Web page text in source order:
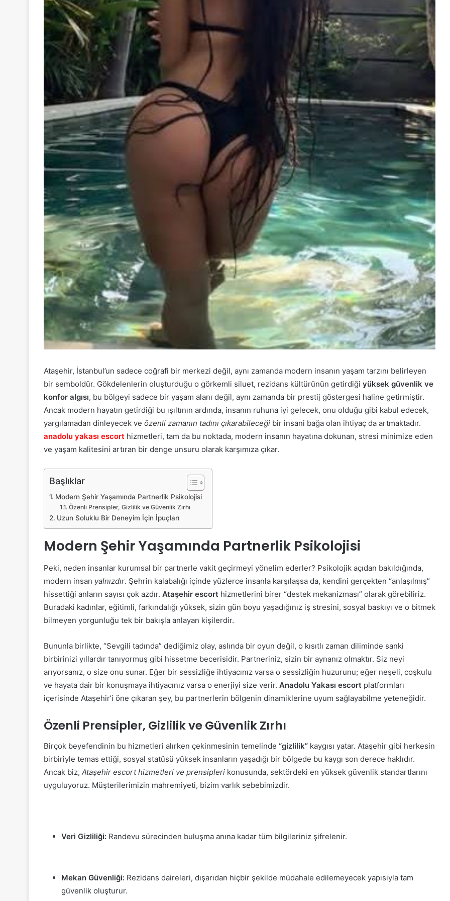
Ataşehir, İstanbul’un sadece coğrafi bir merkezi değil, aynı zamanda modern insanın yaşam tarzını belirleyen
bir semboldür. Gökdelenlerin oluşturduğu o görkemli siluet, rezidans kültürünün getirdiği yüksek güvenlik ve
konfor algısı, bu bölgeyi sadece bir yaşam alanı değil, aynı zamanda bir prestij göstergesi haline getirmiştir.
Ancak modern hayatın getirdiği bu ışıltının ardında, insanın ruhuna iyi gelecek, onu olduğu gibi kabul edecek,
yargılamadan dinleyecek ve özenli zamanın tadını çıkarabileceği bir insani bağa olan ihtiyaç da artmaktadır.
anadolu yakası escort hizmetleri, tam da bu noktada, modern insanın hayatına dokunan, stresi minimize eden
ve yaşam kalitesini artıran bir denge unsuru olarak karşımıza çıkar.
Başlıklar
Modern Şehir Yaşamında Partnerlik Psikolojisi
Özenli Prensipler, Gizlilik ve Güvenlik Zırhı
Uzun Soluklu Bir Deneyim İçin İpuçları
Modern Şehir Yaşamında Partnerlik Psikolojisi
Peki, neden insanlar kurumsal bir partnerle vakit geçirmeyi yönelim ederler? Psikolojik açıdan bakıldığında,
modern insan yalnızdır. Şehrin kalabalığı içinde yüzlerce insanla karşılaşsa da, kendini gerçekten “anlaşılmış”
hissettiği anların sayısı çok azdır. Ataşehir escort hizmetlerini birer “destek mekanizması” olarak görebiliriz.
Buradaki kadınlar, eğitimli, farkındalığı yüksek, sizin gün boyu yaşadığınız iş stresini, sosyal baskıyı ve o bitmek
bilmeyen yorgunluğu tek bir bakışla anlayan kişilerdir.
Bununla birlikte, “Sevgili tadında” dediğimiz olay, aslında bir oyun değil, o kısıtlı zaman diliminde sanki
birbirinizi yıllardır tanıyormuş gibi hissetme becerisidir. Partneriniz, sizin bir aynanız olmaktır. Siz neyi
arıyorsanız, o size onu sunar. Eğer bir sessizliğe ihtiyacınız varsa o sessizliğin huzurunu; eğer neşeli, coşkulu
ve hayata dair bir konuşmaya ihtiyacınız varsa o enerjiyi size verir. Anadolu Yakası escort platformları
içerisinde Ataşehir’i öne çıkaran şey, bu partnerlerin bölgenin dinamiklerine uyum sağlayabilme yeteneğidir.
Özenli Prensipler, Gizlilik ve Güvenlik Zırhı
Birçok beyefendinin bu hizmetleri alırken çekinmesinin temelinde “gizlilik” kaygısı yatar. Ataşehir gibi herkesin
birbiriyle temas ettiği, sosyal statüsü yüksek insanların yaşadığı bir bölgede bu kaygı son derece haklıdır.
Ancak biz, Ataşehir escort hizmetleri ve prensipleri konusunda, sektördeki en yüksek güvenlik standartlarını
uyguluyoruz. Müşterilerimizin mahremiyeti, bizim varlık sebebimizdir.
Veri Gizliliği: Randevu sürecinden buluşma anına kadar tüm bilgileriniz şifrelenir.
Mekan Güvenliği: Rezidans daireleri, dışarıdan hiçbir şekilde müdahale edilemeyecek yapısıyla tam
güvenlik oluşturur.